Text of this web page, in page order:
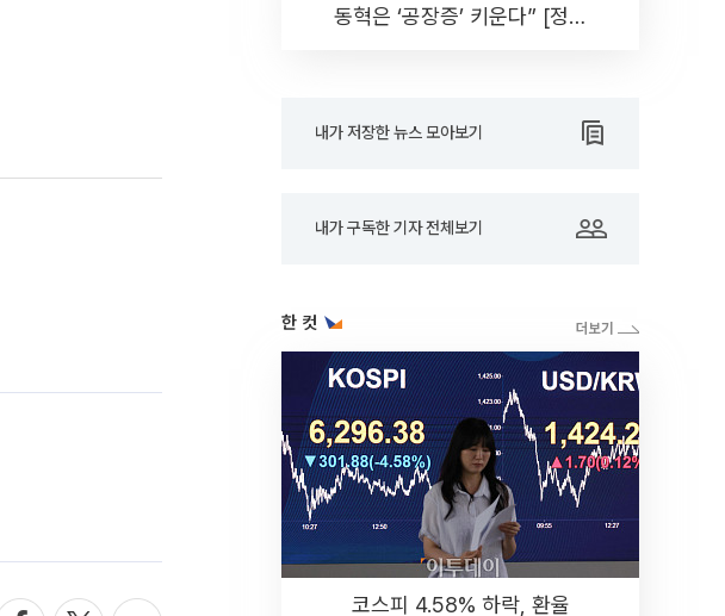
동혁은 ‘공장증’ 키운다” [정치
내가 저장한 뉴스 모아보기
내가 구독한 기자 전체보기
한 컷
코스피 4.58% 하락, 환율